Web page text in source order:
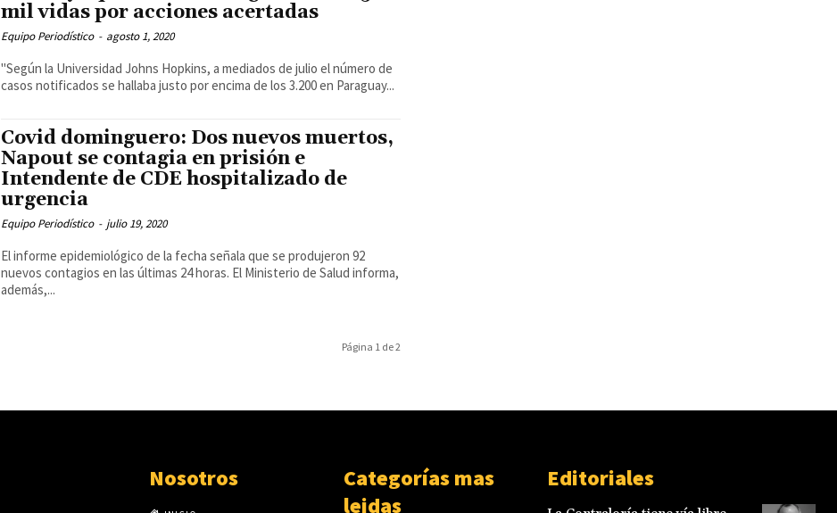
mil vidas por acciones acertadas
Equipo Periodístico - agosto 1, 2020
"Según la Universidad Johns Hopkins, a mediados de julio el número de
casos notificados se hallaba justo por encima de los 3.200 en Paraguay...
Covid dominguero: Dos nuevos muertos,
Napout se contagia en prisión e
Intendente de CDE hospitalizado de
urgencia
Equipo Periodístico - julio 19, 2020
El informe epidemiológico de la fecha señala que se produjeron 92
nuevos contagios en las últimas 24 horas. El Ministerio de Salud informa,
además,...
Página 1 de 2
Nosotros
Categorías mas
leidas
Editoriales